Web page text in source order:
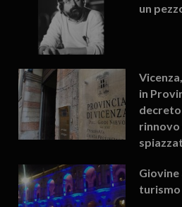
un
in
decreto
rinnovo
Giovine
turismo